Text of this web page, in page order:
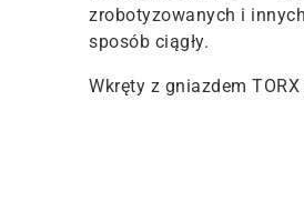
zrobotyzowanych i
sposób ciągły.
Wkręty z gniazdem TORX